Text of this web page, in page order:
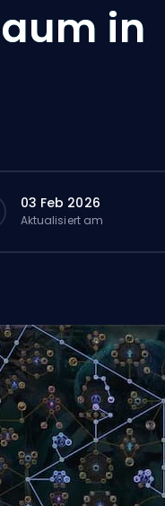
in
03 Feb 2026
Aktualisiert am